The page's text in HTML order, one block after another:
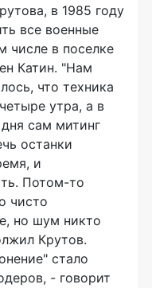
в 1985 году
все военные
числе в поселке
Катин. "Нам
что техника
утра, а в
сам митинг
останки
и
Потом-то
чисто
но шум никто
Крутов.
стало
- говорит